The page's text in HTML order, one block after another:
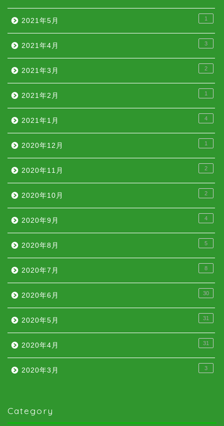
2021年5月 1
2021年4月 3
2021年3月 2
2021年2月 1
2021年1月 4
2020年12月 1
2020年11月 2
2020年10月 2
2020年9月 4
2020年8月 5
2020年7月 8
2020年6月 30
2020年5月 31
2020年4月 31
2020年3月 3
Category